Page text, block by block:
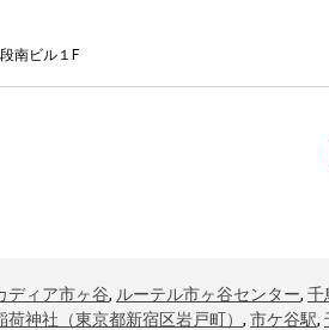
南ビル１F
ディア市ヶ谷, ルーテル市ヶ谷センター, 千
荷神社（東京都新宿区岩戸町） , 市ケ谷駅,